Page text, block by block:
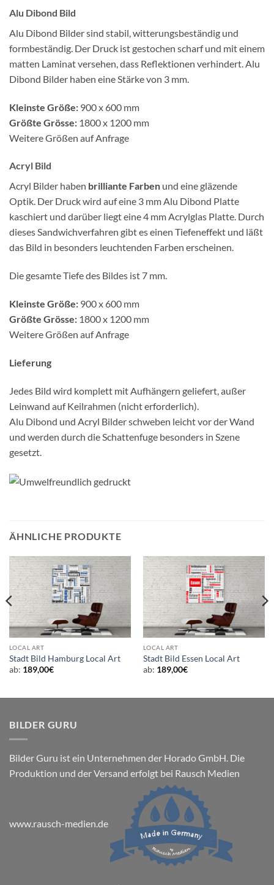
Alu Dibond Bild
Alu Dibond Bilder sind stabil, witterungsbeständig und
formbeständig. Der Druck ist gestochen scharf und mit einem
matten Laminat versehen, dass Reflektionen verhindert. Alu
Dibond Bilder haben eine Stärke von 3 mm.
Kleinste Größe: 900 x 600 mm
Größte Grösse: 1800 x 1200 mm
Weitere Größen auf Anfrage
Acryl Bild
Acryl Bilder haben brilliante Farben und eine gläzende
Optik. Der Druck wird auf eine 3 mm Alu Dibond Platte
kaschiert und darüber liegt eine 4 mm Acrylglas Platte. Durch
dieses Sandwichverfahren gibt es einen Tiefeneffekt und läßt
das Bild in besonders leuchtenden Farben erscheinen.
Die gesamte Tiefe des Bildes ist 7 mm.
Kleinste Größe: 900 x 600 mm
Größte Grösse: 1800 x 1200 mm
Weitere Größen auf Anfrage
Lieferung
Jedes Bild wird komplett mit Aufhängern geliefert, außer
Leinwand auf Keilrahmen (nicht erforderlich).
Alu Dibond und Acryl Bilder schweben leicht vor der Wand
und werden durch die Schattenfuge besonders in Szene
gesetzt.
ÄHNLICHE PRODUKTE
LOCAL ART
Stadt Bild Hamburg Local Art
ab: 189,00€
LOCAL ART
Stadt Bild Essen Local Art
ab: 189,00€
BILDER GURU
Bilder Guru ist ein Unternehmen der Horado GmbH. Die
Produktion und der Versand erfolgt bei Rausch Medien
www.rausch-medien.de